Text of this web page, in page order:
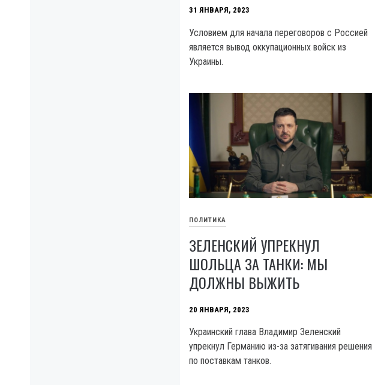
31 ЯНВАРЯ, 2023
Условием для начала переговоров с Россией
является вывод оккупационных войск из
Украины.
ПОЛИТИКА
ЗЕЛЕНСКИЙ УПРЕКНУЛ
ШОЛЬЦА ЗА ТАНКИ: МЫ
ДОЛЖНЫ ВЫЖИТЬ
20 ЯНВАРЯ, 2023
Украинский глава Владимир Зеленский
упрекнул Германию из-за затягивания решения
по поставкам танков.